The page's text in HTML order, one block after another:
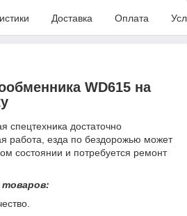
Доставка Оплата
WD615 на
спецтехника достаточно
работа, езда по бездорожью может
состоянии и потребуется ремонт